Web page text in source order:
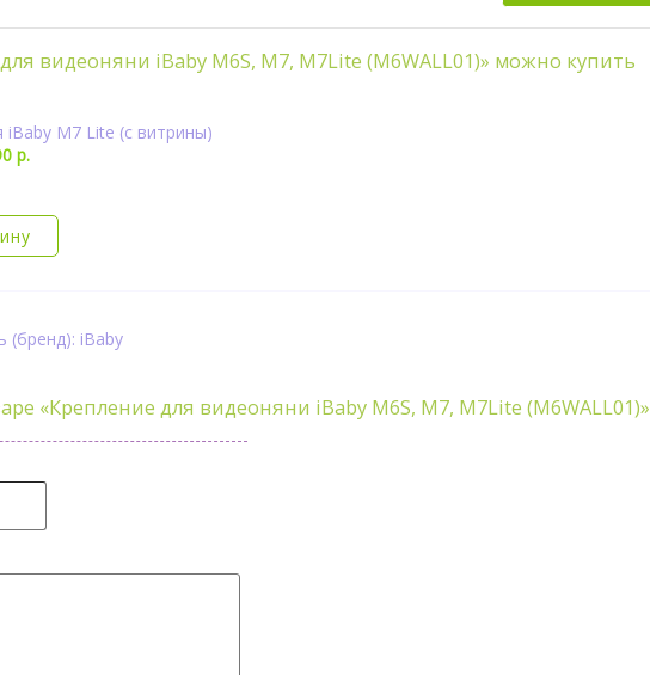
видеоняни iBaby M6S, M7, M7Lite (M6WALL01)» можно купить
iBaby M7 Lite (с витрины)
р.
(бренд): iBaby
«Крепление для видеоняни iBaby M6S, M7, M7Lite (M6WALL01)»